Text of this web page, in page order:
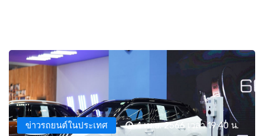
ข่าวรถยนต์ในประเทศ 4 เม.ย. 2566 เวลา 19:40 น.